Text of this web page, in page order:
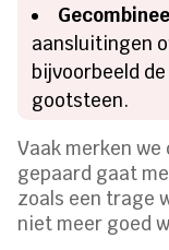
aansluitingen
bijvoorbeeld
gootsteen.
Vaak merken
gepaard gaat
zoals een trage
niet meer goed